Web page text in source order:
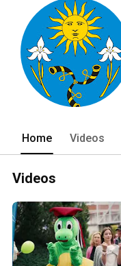
Home Videos
Videos